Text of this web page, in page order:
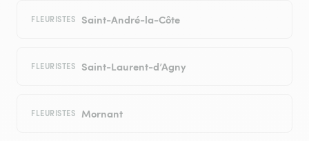
FLEURISTES Saint-André-la-Côte
FLEURISTES Saint-Laurent-d’Agny
FLEURISTES Mornant